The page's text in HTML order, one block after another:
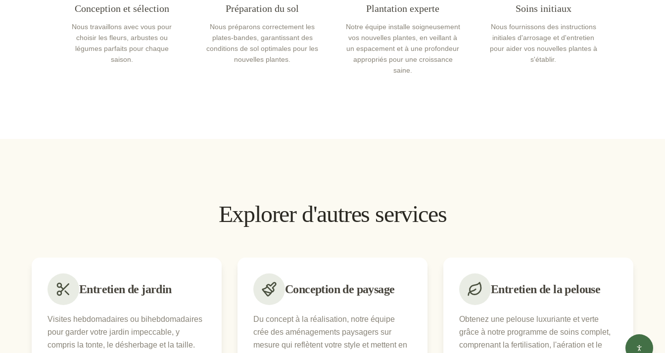
Conception et sélection
Nous travaillons avec vous pour
choisir les fleurs, arbustes ou
légumes parfaits pour chaque
saison.
Préparation du sol
Nous préparons correctement les
plates-bandes, garantissant des
conditions de sol optimales pour les
nouvelles plantes.
Plantation experte
Notre équipe installe soigneusement
vos nouvelles plantes, en veillant à
un espacement et à une profondeur
appropriés pour une croissance
saine.
Soins initiaux
Nous fournissons des instructions
initiales d'arrosage et d'entretien
pour aider vos nouvelles plantes à
s'établir.
Explorer d'autres services
Entretien de jardin
Visites hebdomadaires ou bihebdomadaires
pour garder votre jardin impeccable, y
compris la tonte, le désherbage et la taille.
Conception de paysage
Du concept à la réalisation, notre équipe
crée des aménagements paysagers sur
mesure qui reflètent votre style et mettent en
Entretien de la pelouse
Obtenez une pelouse luxuriante et verte
grâce à notre programme de soins complet,
comprenant la fertilisation, l'aération et le